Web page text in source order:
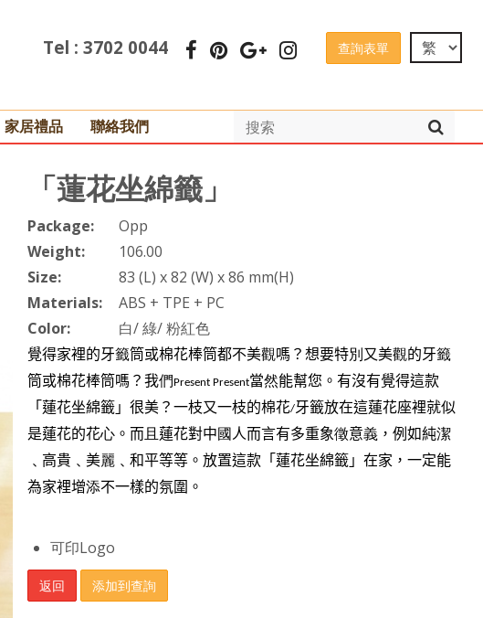
查詢表單
Tel : 3702 0044
家居禮品 聯絡我們
「蓮花坐綿籤」
Package:
Opp
Weight:
106.00
Size:
83 (L) x 82 (W) x 86 mm(H)
Materials:
ABS + TPE + PC
Color:
白/ 綠/ 粉紅色
覺得家裡的牙籤筒或棉花棒筒都不美觀嗎？想要特別 又美觀的牙籤
筒或棉花棒筒嗎？我們 Present Present當然能幫您。有沒有覺得這款
「蓮花坐綿籤」很美？一枝又一枝的棉花/牙籤放在這蓮花座裡就似
是蓮花的花心 。而 且 蓮花對中國 人而言有多重象徵意義 ，例如純潔
﹑高貴﹑美麗 ﹑和平等等。放置這款「蓮花坐綿籤」在家，一定能
為家裡增添不一樣的氛圍。
可印Logo
返回 添加到查詢